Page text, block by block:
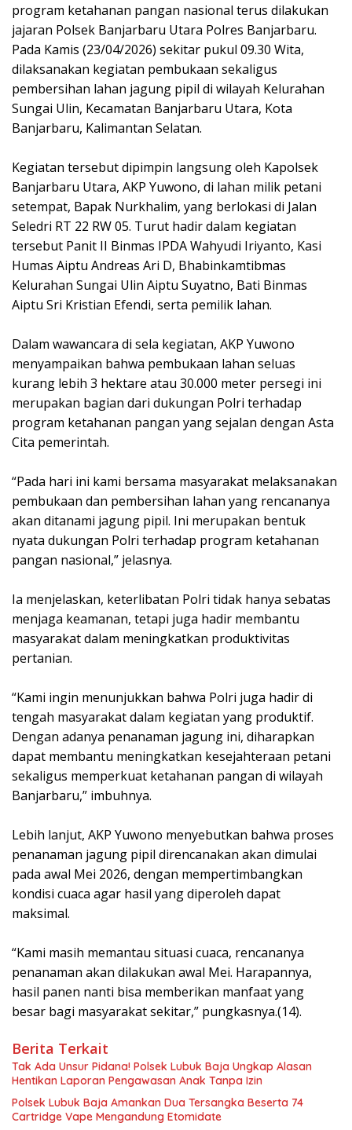
program ketahanan pangan nasional terus dilakukan
jajaran Polsek Banjarbaru Utara Polres Banjarbaru.
Pada Kamis (23/04/2026) sekitar pukul 09.30 Wita,
dilaksanakan kegiatan pembukaan sekaligus
pembersihan lahan jagung pipil di wilayah Kelurahan
Sungai Ulin, Kecamatan Banjarbaru Utara, Kota
Banjarbaru, Kalimantan Selatan.
Kegiatan tersebut dipimpin langsung oleh Kapolsek
Banjarbaru Utara, AKP Yuwono, di lahan milik petani
setempat, Bapak Nurkhalim, yang berlokasi di Jalan
Seledri RT 22 RW 05. Turut hadir dalam kegiatan
tersebut Panit II Binmas IPDA Wahyudi Iriyanto, Kasi
Humas Aiptu Andreas Ari D, Bhabinkamtibmas
Kelurahan Sungai Ulin Aiptu Suyatno, Bati Binmas
Aiptu Sri Kristian Efendi, serta pemilik lahan.
Dalam wawancara di sela kegiatan, AKP Yuwono
menyampaikan bahwa pembukaan lahan seluas
kurang lebih 3 hektare atau 30.000 meter persegi ini
merupakan bagian dari dukungan Polri terhadap
program ketahanan pangan yang sejalan dengan Asta
Cita pemerintah.
“Pada hari ini kami bersama masyarakat melaksanakan
pembukaan dan pembersihan lahan yang rencananya
akan ditanami jagung pipil. Ini merupakan bentuk
nyata dukungan Polri terhadap program ketahanan
pangan nasional,” jelasnya.
Ia menjelaskan, keterlibatan Polri tidak hanya sebatas
menjaga keamanan, tetapi juga hadir membantu
masyarakat dalam meningkatkan produktivitas
pertanian.
“Kami ingin menunjukkan bahwa Polri juga hadir di
tengah masyarakat dalam kegiatan yang produktif.
Dengan adanya penanaman jagung ini, diharapkan
dapat membantu meningkatkan kesejahteraan petani
sekaligus memperkuat ketahanan pangan di wilayah
Banjarbaru,” imbuhnya.
Lebih lanjut, AKP Yuwono menyebutkan bahwa proses
penanaman jagung pipil direncanakan akan dimulai
pada awal Mei 2026, dengan mempertimbangkan
kondisi cuaca agar hasil yang diperoleh dapat
maksimal.
“Kami masih memantau situasi cuaca, rencananya
penanaman akan dilakukan awal Mei. Harapannya,
hasil panen nanti bisa memberikan manfaat yang
besar bagi masyarakat sekitar,” pungkasnya.(14).
Berita Terkait
Tak Ada Unsur Pidana! Polsek Lubuk Baja Ungkap Alasan
Hentikan Laporan Pengawasan Anak Tanpa Izin
Polsek Lubuk Baja Amankan Dua Tersangka Beserta 74
Cartridge Vape Mengandung Etomidate